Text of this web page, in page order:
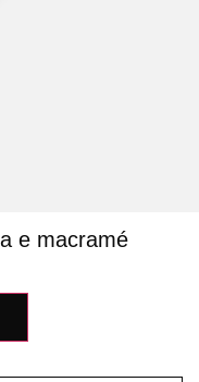
e macramé